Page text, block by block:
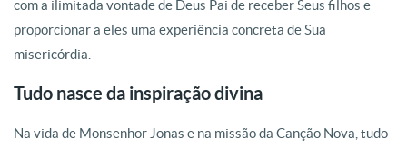
com a ilimitada vontade de Deus Pai de receber Seus filhos e
proporcionar a eles uma experiência concreta de Sua
misericórdia.
Tudo nasce da inspiração divina
Na vida de Monsenhor Jonas e na missão da Canção Nova, tudo